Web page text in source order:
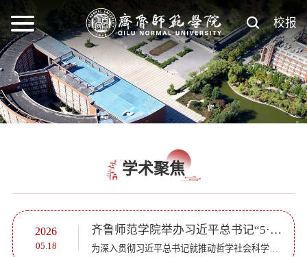
校报
学术聚焦
2026
05.18
齐鲁师范学院举办习近平总书记“5·17”重要讲话 发表十周年暨马克思主义学院高质量发展论坛
为深入贯彻习近平总书记就推动哲学社会科学高质量发展作出的重要指示精神，值习近平总书记“5·17”重要讲话发表十周年之际，5月17日，齐鲁师范学院主办、马克思主义学院承办的“习近平总书记‘5·17’重要讲话发表...